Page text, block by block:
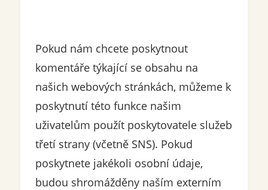
Pokud nám chcete poskytnout
komentáře týkající se obsahu na
našich webových stránkách, můžeme k
poskytnutí této funkce našim
uživatelům použít poskytovatele služeb
třetí strany (včetně SNS). Pokud
poskytnete jakékoli osobní údaje,
budou shromážděny naším externím